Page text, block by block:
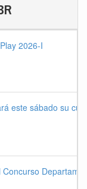
2026-I
este sábado su